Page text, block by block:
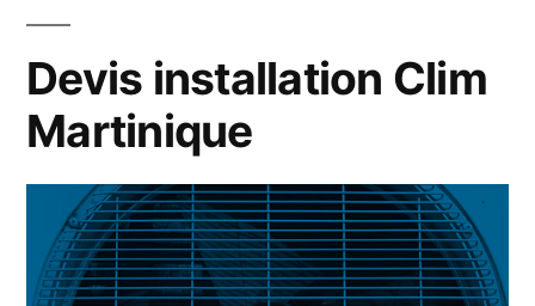
Devis installation Clim
Martinique